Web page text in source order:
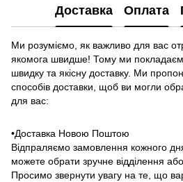
Доставка Оплата
Ми розуміємо, як важливо для вас
якомога швидше! Тому ми
швидку та якісну доставку. Ми
способів доставки, щоб ви могли
для вас:
•Доставка Новою Поштою
Відпраляємо замовлення кожного
можете обрати зручне відділення
Просимо звернути увагу на те, що